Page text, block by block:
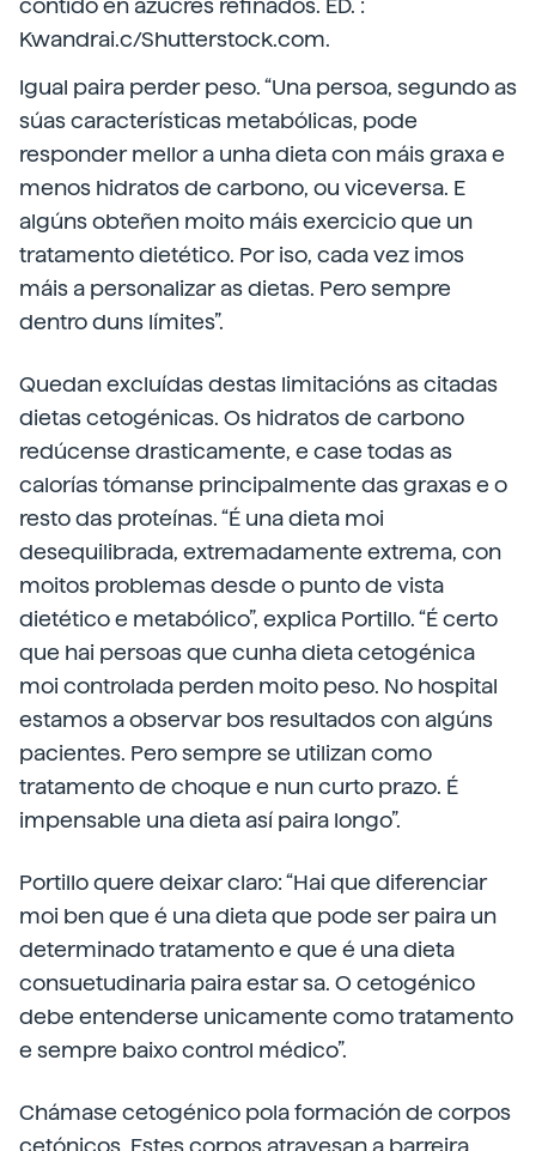
contido en azucres refinados. ED. :
Kwandrai.c/Shutterstock.com.
Igual paira perder peso. “Una persoa, segundo as
súas características metabólicas, pode
responder mellor a unha dieta con máis graxa e
menos hidratos de carbono, ou viceversa. E
algúns obteñen moito máis exercicio que un
tratamento dietético. Por iso, cada vez imos
máis a personalizar as dietas. Pero sempre
dentro duns límites”.
Quedan excluídas destas limitacións as citadas
dietas cetogénicas. Os hidratos de carbono
redúcense drasticamente, e case todas as
calorías tómanse principalmente das graxas e o
resto das proteínas. “É una dieta moi
desequilibrada, extremadamente extrema, con
moitos problemas desde o punto de vista
dietético e metabólico”, explica Portillo. “É certo
que hai persoas que cunha dieta cetogénica
moi controlada perden moito peso. No hospital
estamos a observar bos resultados con algúns
pacientes. Pero sempre se utilizan como
tratamento de choque e nun curto prazo. É
impensable una dieta así paira longo”.
Portillo quere deixar claro: “Hai que diferenciar
moi ben que é una dieta que pode ser paira un
determinado tratamento e que é una dieta
consuetudinaria paira estar sa. O cetogénico
debe entenderse unicamente como tratamento
e sempre baixo control médico”.
Chámase cetogénico pola formación de corpos
cetónicos. Estes corpos atravesan a barreira